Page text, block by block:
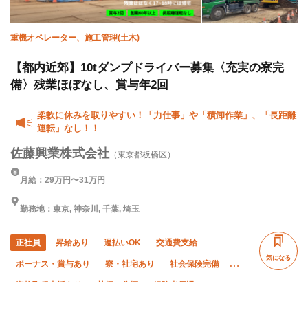
重機オペレーター、施工管理(土木)
【都内近郊】10tダンプドライバー募集〈充実の寮完
備〉残業ほぼなし、賞与年2回
柔軟に休みを取りやすい！「力仕事」や「積卸作業」、「長距離
運転」なし！！
佐藤興業株式会社 （東京都板橋区）
月給：29万円〜31万円
勤務地：東京, 神奈川, 千葉, 埼玉
正社員 昇給あり 週払いOK 交通費支給
ボーナス・賞与あり 寮・社宅あり 社会保険完備
資格取得支援あり 禁煙・分煙 経験者優遇
気になる